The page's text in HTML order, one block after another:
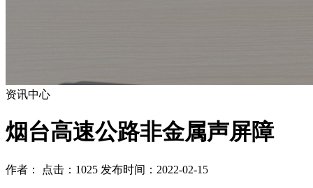
资讯中心
烟台高速公路非金属声屏障
作者： 点击：1025 发布时间：2022-02-15